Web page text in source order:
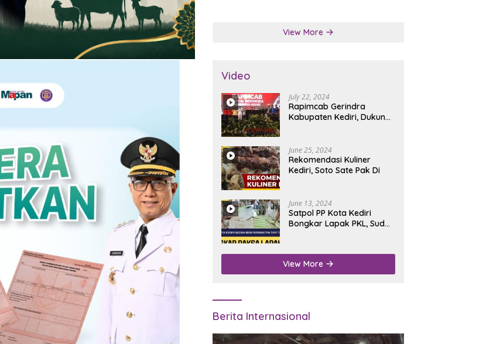
View More
Video
July 22, 2024
Rapimcab Gerindra
Kabupaten Kediri, Dukung
June 25, 2024
Rekomendasi Kuliner
Kediri, Soto Sate Pak Di
June 13, 2024
Satpol PP Kota Kediri
Bongkar Lapak PKL, Sudah
View More
Berita Internasional